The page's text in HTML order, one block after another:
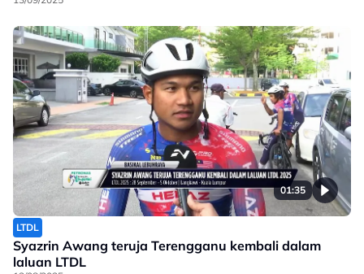
01:35
LTDL
Syazrin Awang teruja Terengganu kembali dalam
laluan LTDL